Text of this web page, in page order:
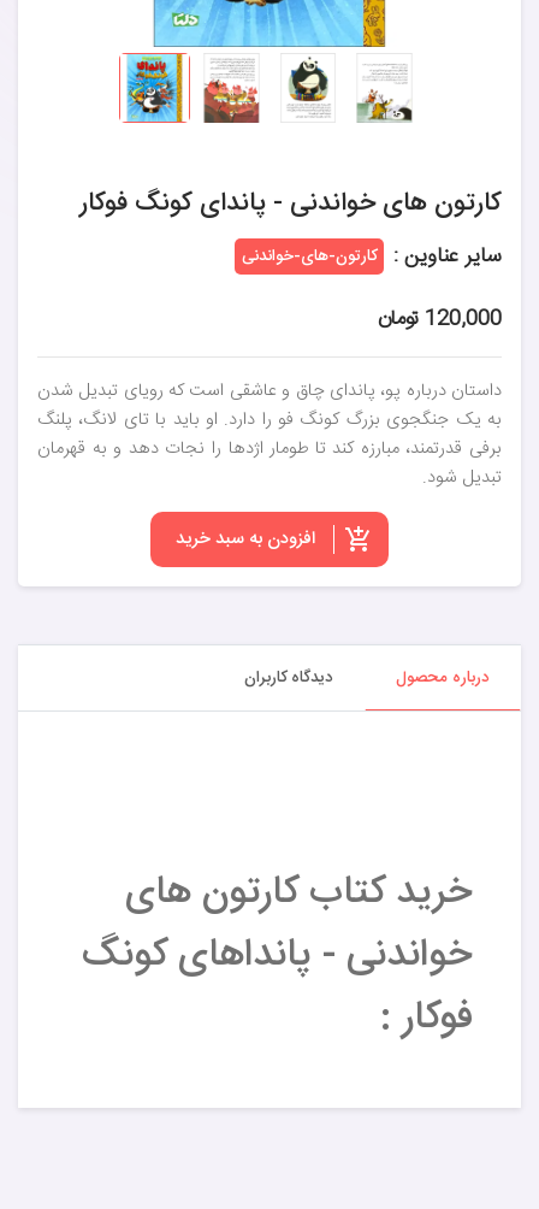
کارتون های خواندنی - پاندای کونگ فوکار
سایر عناوین : کارتون-های-خواندنی
120,000 تومان
داستان درباره پو، پاندای چاق و عاشقی است که رویای تبدیل شدن
به یک جنگجوی بزرگ کونگ فو را دارد. او باید با تای لانگ، پلنگ
برفی قدرتمند، مبارزه کند تا طومار اژدها را نجات دهد و به قهرمان
تبدیل شود.
افزودن به سبد خرید
درباره محصول دیدگاه کاربران
خرید کتاب کارتون های
خواندنی - پانداهای کونگ
فوکار :